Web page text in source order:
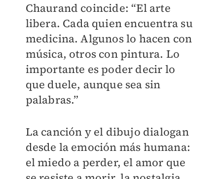
Chaurand coincide: “El arte
libera. Cada quien encuentra su
medicina. Algunos lo hacen con
música, otros con pintura. Lo
importante es poder decir lo
que duele, aunque sea sin
palabras.”
La canción y el dibujo dialogan
desde la emoción más humana:
el miedo a perder, el amor que